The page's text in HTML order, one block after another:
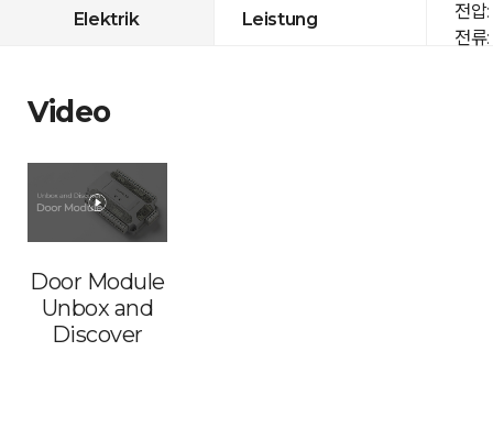
Elektrik Leistung
전압
전류
Video
Door Module
Unbox and
Discover